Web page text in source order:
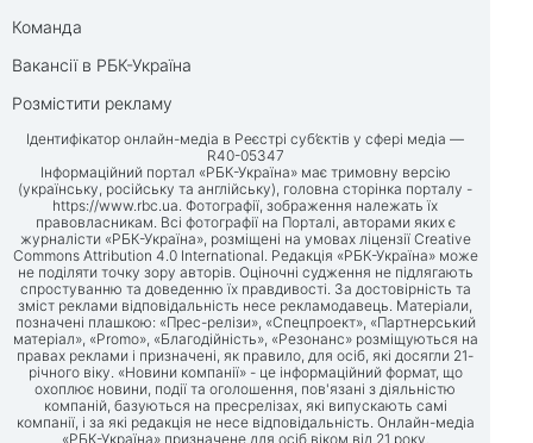
Команда
Вакансії в РБК-Україна
Розмістити рекламу
Ідентифікатор онлайн-медіа в Реєстрі суб’єктів у сфері медіа —
R40-05347
Інформаційний портал «РБК-Україна» має тримовну версію
(українську, російську та англійську), головна сторінка порталу -
https://www.rbc.ua. Фотографії, зображення належать їх
правовласникам. Всі фотографії на Порталі, авторами яких є
журналісти «РБК-Україна», розміщені на умовах ліцензії Creative
Commons Attribution 4.0 International. Редакція «РБК-Україна» може
не поділяти точку зору авторів. Оціночні судження не підлягають
спростуванню та доведенню їх правдивості. За достовірність та
зміст реклами відповідальність несе рекламодавець. Матеріали,
позначені плашкою: «Прес-релізи», «Спецпроект», «Партнерський
матеріал», «Promo», «Благодійність», «Резонанс» розміщуються на
правах реклами і призначені, як правило, для осіб, які досягли 21-
річного віку. «Новини компанії» - це інформаційний формат, що
охоплює новини, події та оголошення, пов'язані з діяльністю
компаній, базуються на пресрелізах, які випускають самі
компанії, і за які редакція не несе відповідальність. Онлайн-медіа
«РБК-Україна» призначене для осіб віком від 21 року.